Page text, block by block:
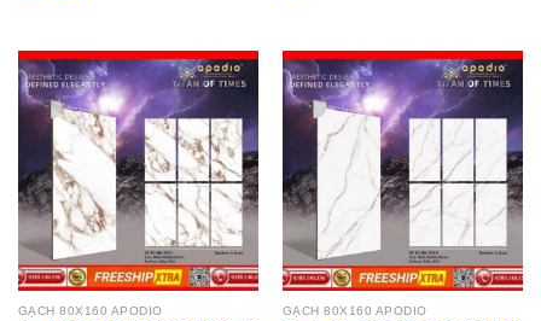
GẠCH 80X160 APODIO GẠCH 80X160 APODIO